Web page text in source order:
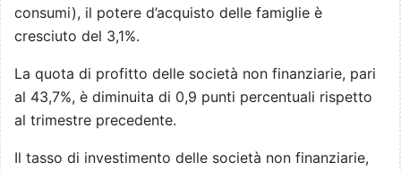
consumi), il potere d’acquisto delle famiglie è
cresciuto del 3,1%.
La quota di profitto delle società non finanziarie, pari
al 43,7%, è diminuita di 0,9 punti percentuali rispetto
al trimestre precedente.
Il tasso di investimento delle società non finanziarie,